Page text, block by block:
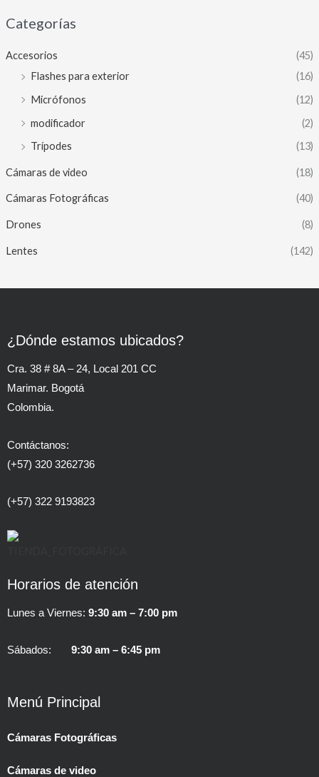
Categorías
Accesorios
(45)
Flashes para exterior
(16)
Micrófonos
(12)
modificador
(2)
Trípodes
(13)
Cámaras de video (18)
Cámaras Fotográficas (40)
Drones (8)
Lentes (142)
¿Dónde estamos ubicados?
Cra. 38 # 8A – 24, Local 201 CC
Marimar. Bogotá
Colombia.
Contáctanos:
(+57) 320 3262736
(+57) 322 9193823
Horarios de atención
Lunes a Viernes: 9:30 am – 7:00 pm
Sábados: 9:30 am – 6:45 pm
Menú Principal
Cámaras Fotográficas
Cámaras de video